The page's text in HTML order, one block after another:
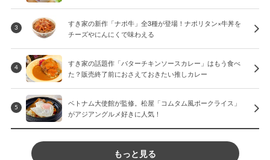
3
すき家の新作「ナポ牛」全3種が登場！ナポリタン×牛丼を
チーズやにんにくで味わえる
4
すき家の話題作「バターチキンソースカレー」はもう食べ
た？販売終了前におさえておきたい推しカレー
5
ベトナム大使館が監修。松屋「コムタム風ポークライス」
がアジアングルメ好きに人気！
もっと見る